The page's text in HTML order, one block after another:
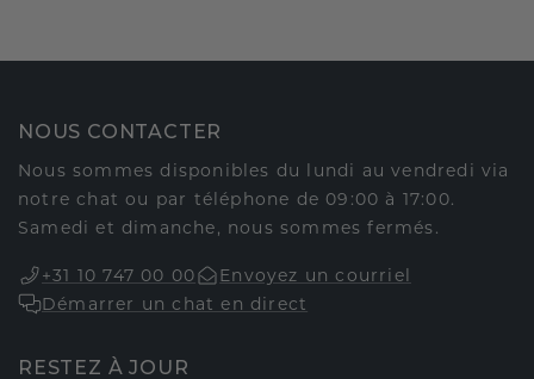
NOUS CONTACTER
Nous sommes disponibles du lundi au vendredi via
notre chat ou par téléphone de 09:00 à 17:00.
Samedi et dimanche, nous sommes fermés.
+31 10 747 00 00
Envoyez un courriel
Démarrer un chat en direct
RESTEZ À JOUR